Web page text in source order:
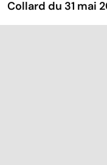
Collard du 31 mai